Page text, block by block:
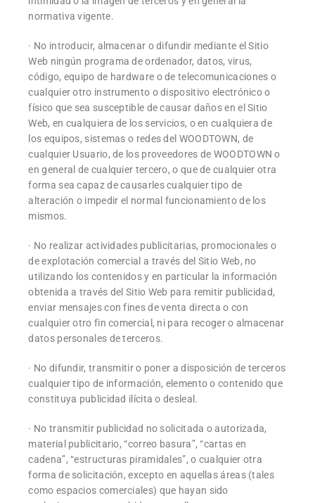
normativa vigente.
· No introducir, almacenar o difundir mediante el Sitio
Web ningún programa de ordenador, datos, virus,
código, equipo de hardware o de telecomunicaciones o
cualquier otro instrumento o dispositivo electrónico o
físico que sea susceptible de causar daños en el Sitio
Web, en cualquiera de los servicios, o en cualquiera de
los equipos, sistemas o redes del WOODTOWN, de
cualquier Usuario, de los proveedores de WOODTOWN o
en general de cualquier tercero, o que de cualquier otra
forma sea capaz de causarles cualquier tipo de
alteración o impedir el normal funcionamiento de los
mismos.
· No realizar actividades publicitarias, promocionales o
de explotación comercial a través del Sitio Web, no
utilizando los contenidos y en particular la información
obtenida a través del Sitio Web para remitir publicidad,
enviar mensajes con fines de venta directa o con
cualquier otro fin comercial, ni para recoger o almacenar
datos personales de terceros.
· No difundir, transmitir o poner a disposición de terceros
cualquier tipo de información, elemento o contenido que
constituya publicidad ilícita o desleal.
· No transmitir publicidad no solicitada o autorizada,
material publicitario, “correo basura”, “cartas en
cadena”, “estructuras piramidales”, o cualquier otra
forma de solicitación, excepto en aquellas áreas (tales
como espacios comerciales) que hayan sido